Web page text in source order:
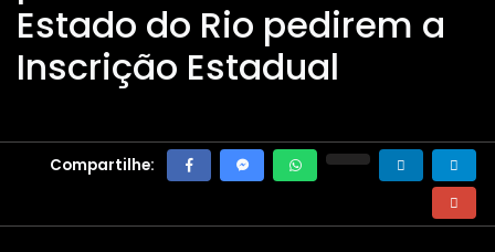
Estado do Rio pedirem a
Inscrição Estadual
Compartilhe: